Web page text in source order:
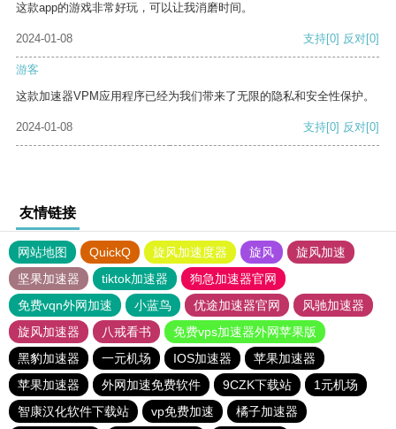
这款app的游戏非常好玩，可以让我消磨时间。
2024-01-08 支持[0] 反对[0]
游客
这款加速器VPM应用程序已经为我们带来了无限的隐私和安全性保护。
2024-01-08 支持[0] 反对[0]
友情链接
网站地图 QuickQ 旋风加速度器 旋风
旋风加速
坚果加速器
tiktok加速器
狗急加速器官网
免费vqn外网加速
小蓝鸟 优途加速器官网
风驰加速器
旋风加速器
八戒看书
免费vps加速器外网苹果版
黑豹加速器
一元机场 IOS加速器
苹果加速器
苹果加速器
外网加速免费软件 9CZK下载站
1元机场
智康汉化软件下载站
vp免费加速 橘子加速器